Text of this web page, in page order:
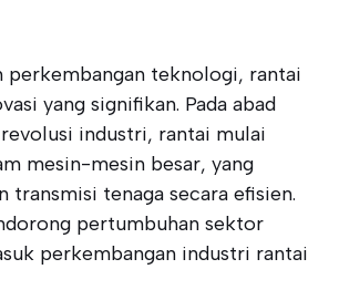
perkembangan teknologi, rantai
yang signifikan. Pada abad
industri, rantai mulai
mesin-mesin besar, yang
transmisi tenaga secara efisien.
pertumbuhan sektor
perkembangan industri rantai